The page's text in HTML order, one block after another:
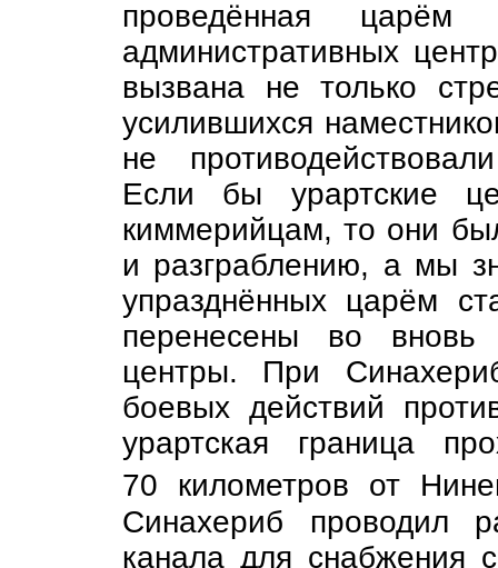
проведённая
административных
вызвана не только
усилившихся
не
Если бы урартские
киммерийцам, то они
и разграблению, а мы
упразднённых царём
перенесены во вновь
центры. При
боевых действий
урартская граница
70 километров от
Синахериб проводил
канала для снабжения